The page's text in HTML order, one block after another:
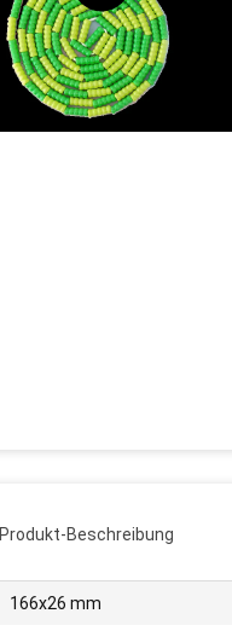
Produkt-Beschreibung
166x26 mm